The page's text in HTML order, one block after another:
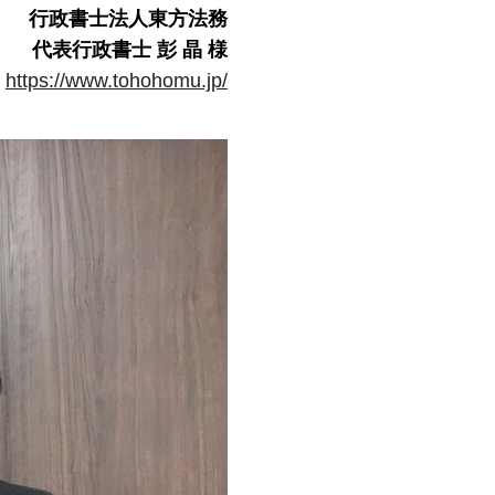
行政書士法人東方法務
代表行政書士 彭 晶 様
https://www.tohohomu.jp/